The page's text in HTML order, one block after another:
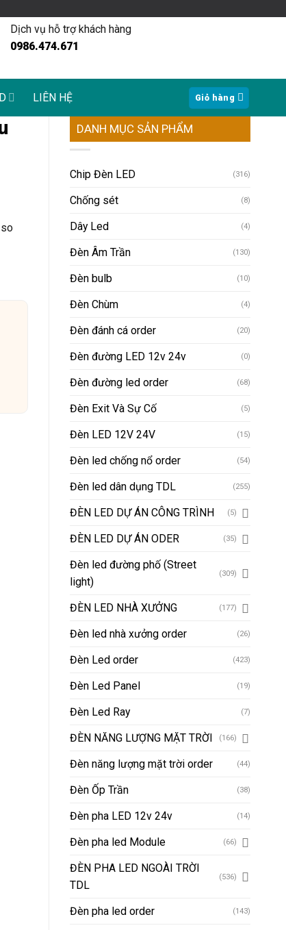
Dịch vụ hỗ trợ khách hàng
0986.474.671
LIÊN HỆ Giỏ hàng
DANH MỤC SẢN PHẨM
Chip Đèn LED (316)
Chống sét (8)
Dây Led (4)
Đèn Âm Trần (130)
Đèn bulb (10)
Đèn Chùm (4)
Đèn đánh cá order (20)
Đèn đường LED 12v 24v (0)
Đèn đường led order (68)
Đèn Exit Và Sự Cố (5)
Đèn LED 12V 24V (15)
Đèn led chống nổ order (54)
Đèn led dân dụng TDL (255)
ĐÈN LED DỰ ÁN CÔNG TRÌNH (5)
ĐÈN LED DỰ ÁN ODER (35)
Đèn led đường phố (Street
light)
(309)
ĐÈN LED NHÀ XƯỞNG (177)
Đèn led nhà xưởng order (26)
Đèn Led order (423)
Đèn Led Panel (19)
Đèn Led Ray (7)
ĐÈN NĂNG LƯỢNG MẶT TRỜI (166)
Đèn năng lượng mặt trời order (44)
Đèn Ốp Trần (38)
Đèn pha LED 12v 24v (14)
Đèn pha led Module (66)
ĐÈN PHA LED NGOÀI TRỜI
TDL
(536)
Đèn pha led order (143)